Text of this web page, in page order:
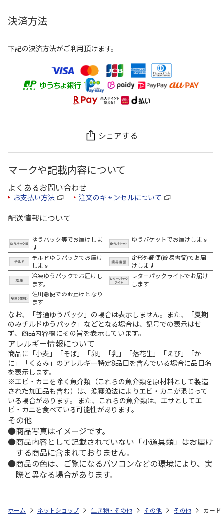
決済方法
下記の決済方法がご利用頂けます。
シェアする
マークや記載内容について
よくあるお問い合わせ
お支払い方法 注文のキャンセルについて
配送情報について
ゆうパック等でお届けしま
す
ゆうパケットでお届けします
チルドゆうパックでお届け
します
定形外郵便(簡易書留)でお届
けします
冷凍ゆうパックでお届けし
ます。
レターパックライトでお届け
します
佐川急便でのお届けとなり
ます
なお、「普通ゆうパック」の場合は表示しません。また、「夏期
のみチルドゆうパック」などとなる場合は、記号での表示はせ
ず、商品内容欄にその旨を表示しています。
アレルギー情報について
商品に「小麦」「そば」「卵」「乳」「落花生」「えび」「か
に」「くるみ」のアレルギー特定8品目を含んでいる場合に品目名
を表示します。
※エビ・カニを除く魚介類（これらの魚介類を原材料として製造
された加工品も含む）は、漁獲漁法によりエビ・カニが混じって
いる場合があります。 また、これらの魚介類は、エサとしてエ
ビ・カニを食べている可能性があります。
その他
商品写真はイメージです。
商品内容として記載されていない「小道具類」はお届け
する商品に含まれておりません。
商品の色は、ご覧になるパソコンなどの環境により、実
際と異なる場合があります。
ホーム ネットショップ 生き物・その他 その他 その他 カー